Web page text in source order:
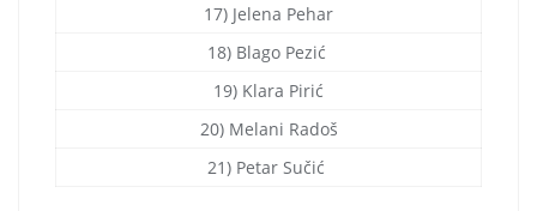
17) Jelena Pehar
18) Blago Pezić
19) Klara Pirić
20) Melani Radoš
21) Petar Sučić